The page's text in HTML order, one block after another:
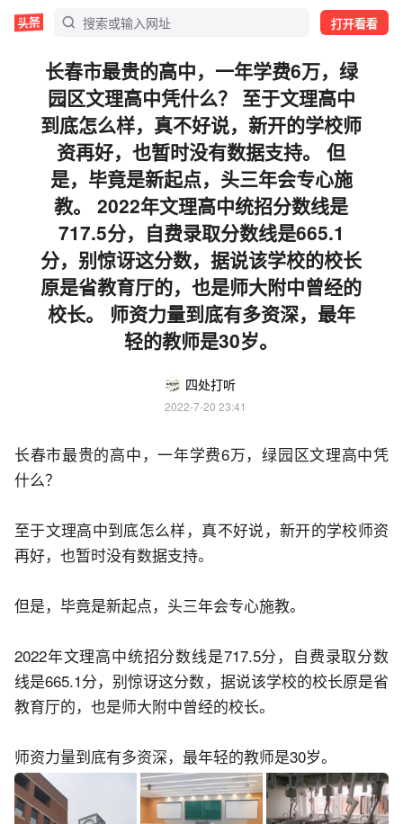
打开看看
长春市最贵的高中，一年学费6万，绿
园区文理高中凭什么？ 至于文理高中
到底怎么样，真不好说，新开的学校师
资再好，也暂时没有数据支持。 但
是，毕竟是新起点，头三年会专心施
教。 2022年文理高中统招分数线是
717.5分，自费录取分数线是665.1
分，别惊讶这分数，据说该学校的校长
原是省教育厅的，也是师大附中曾经的
校长。 师资力量到底有多资深，最年
轻的教师是30岁。
四处打听
2022-7-20 23:41
长春市最贵的高中，一年学费6万，绿园区文理高中凭
什么？
至于文理高中到底怎么样，真不好说，新开的学校师资
再好，也暂时没有数据支持。
但是，毕竟是新起点，头三年会专心施教。
2022年文理高中统招分数线是717.5分，自费录取分数
线是665.1分，别惊讶这分数，据说该学校的校长原是省
教育厅的，也是师大附中曾经的校长。
师资力量到底有多资深，最年轻的教师是30岁。